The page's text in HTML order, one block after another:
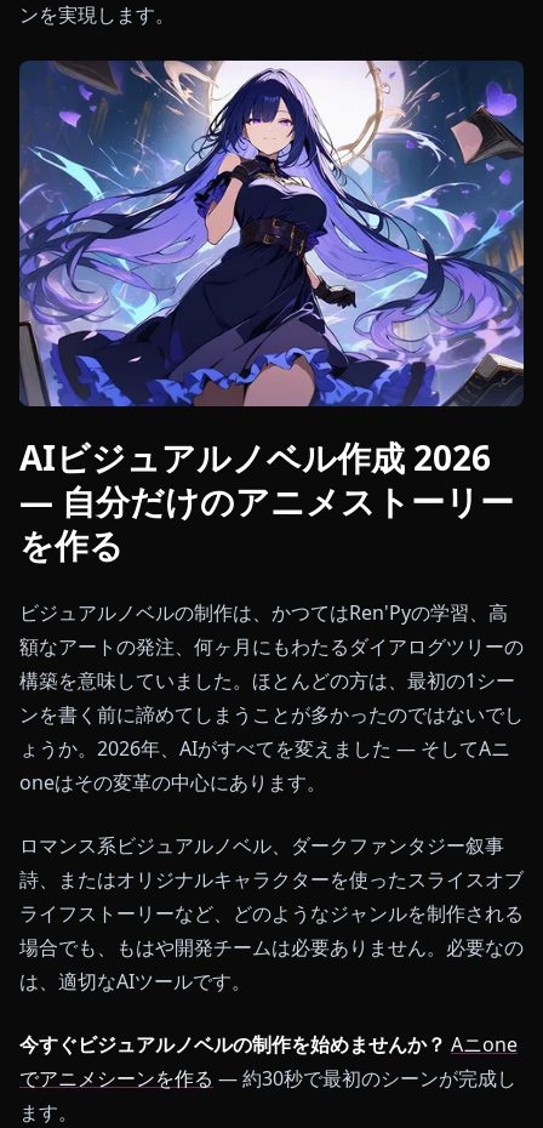
ンを実現します。
AIビジュアルノベル作成 2026
— 自分だけのアニメストーリー
を作る
ビジュアルノベルの制作は、かつてはRen'Pyの学習、高
額なアートの発注、何ヶ月にもわたるダイアログツリーの
構築を意味していました。ほとんどの方は、最初の1シー
ンを書く前に諦めてしまうことが多かったのではないでし
ょうか。2026年、AIがすべてを変えました — そしてAニ
oneはその変革の中心にあります。
ロマンス系ビジュアルノベル、ダークファンタジー叙事
詩、またはオリジナルキャラクターを使ったスライスオブ
ライフストーリーなど、どのようなジャンルを制作される
場合でも、もはや開発チームは必要ありません。必要なの
は、適切なAIツールです。
今すぐビジュアルノベルの制作を始めませんか？ Aニone
でアニメシーンを作る — 約30秒で最初のシーンが完成し
ます。